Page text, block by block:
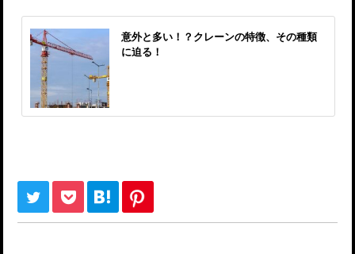
意外と多い！？クレーンの特徴、その種類
に迫る！